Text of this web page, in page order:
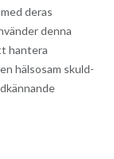
deras
denna
hantera
hälsosam skuld-